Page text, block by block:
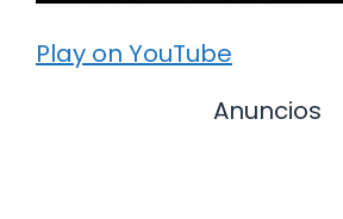
Play on YouTube
Anuncios